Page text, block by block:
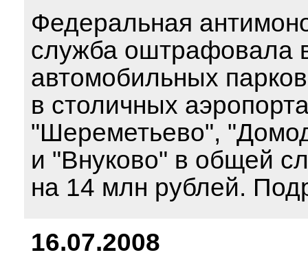
Федеральная
служба оштрафовала
автомобильных
в столичных
"Шереметьево",
и "Внуково" в общей
на 14 млн рублей.
16.07.2008